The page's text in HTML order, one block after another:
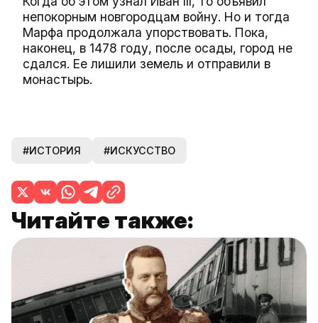
непокорным новгородцам войну. Но и тогда
Марфа продолжала упорствовать. Пока,
наконец, в 1478 году, после осады, город не
сдался. Ее лишили земель и отправили в
монастырь.
#ИСТОРИЯ #ИСКУССТВО
Читайте также: